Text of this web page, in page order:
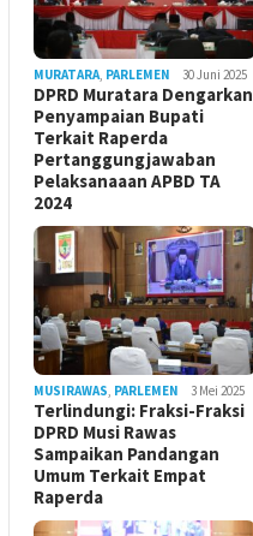
MURATARA, PARLEMEN 30 Juni 2025
DPRD Muratara Dengarkan
Penyampaian Bupati
Terkait Raperda
Pertanggungjawaban
Pelaksanaaan APBD TA
2024
MUSIRAWAS, PARLEMEN 3 Mei 2025
Terlindungi: Fraksi-Fraksi
DPRD Musi Rawas
Sampaikan Pandangan
Umum Terkait Empat
Raperda